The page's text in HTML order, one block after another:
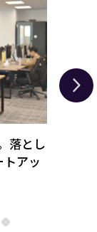
落とし
アッ